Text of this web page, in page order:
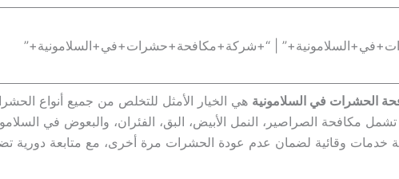
| “+شركة+مكافحة+حشرات+في+السلامونية+”
الحشرات في السلامونية هي الخيار الأمثل للتخلص من جميع أنواع
مكافحة الصراصير، النمل الأبيض، البق، الفئران، والبعوض في
خدمات وقائية لضمان عدم عودة الحشرات مرة أخرى، مع متابعة دورية